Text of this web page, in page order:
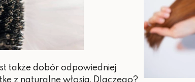
także dobór odpowiedniej
z naturalne włosia. Dlaczego?